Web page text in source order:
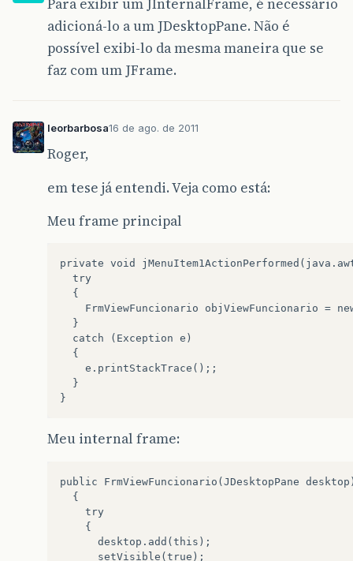
Para exibir um JInternalFrame, é necessário
adicioná-lo a um JDesktopPane. Não é
possível exibi-lo da mesma maneira que se
faz com um JFrame.
leorbarbosa16 de ago. de 2011
Roger,
em tese já entendi. Veja como está:
Meu frame principal
private void
  try
  {
FrmViewFuncionario objViewFuncionario =
  }
  catch (Exception e)
  {
    e.printStackTrace();;
  }
Meu internal frame:
public FrmViewFuncionario(JDesktopPane
  {
    try
    {
      desktop.add(this);
      setVisible(true);